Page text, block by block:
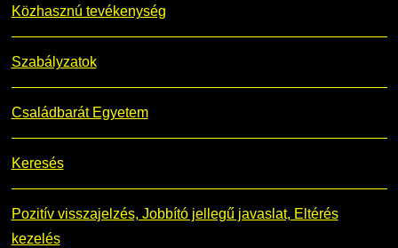
Közhasznú tevékenység
Szabályzatok
Családbarát Egyetem
Keresés
Pozitív visszajelzés, Jobbító jellegű javaslat, Eltérés
kezelés